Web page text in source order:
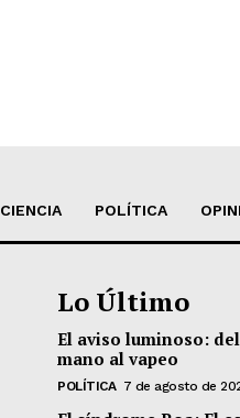
CIENCIA POLÍTICA
Lo Último
El aviso luminoso:
mano al vapeo
POLÍTICA 7 de agosto de